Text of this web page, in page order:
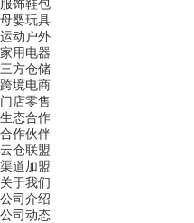
服饰鞋包
母婴玩具
运动户外
家用电器
三方仓储
跨境电商
门店零售
生态合作
合作伙伴
云仓联盟
渠道加盟
关于我们
公司介绍
公司动态